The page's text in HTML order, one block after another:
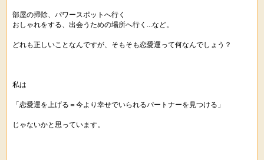
部屋の掃除、パワースポットへ行く
おしゃれをする、出会うための場所へ行く...など。
どれも正しいことなんですが、そもそも恋愛運って何なんでしょう？
私は
「恋愛運を上げる＝今より幸せでいられるパートナーを見つける」
じゃないかと思っています。